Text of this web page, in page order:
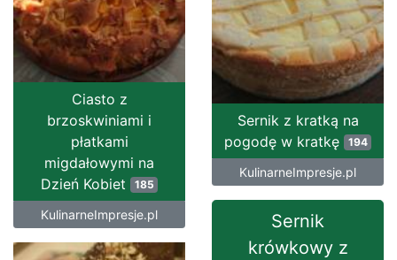
Ciasto z
brzoskwiniami i
płatkami
migdałowymi na
Dzień Kobiet
185
KulinarneImpresje.pl
Sernik z kratką na
pogodę w kratkę
194
KulinarneImpresje.pl
Sernik
krówkowy z